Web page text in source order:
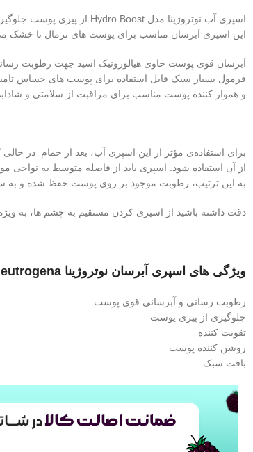
اسپری آب نوتروژینا مدل Hydro Boost از پیری پوست جلوگیری می کند و باعث حفظ ذخیره آب در پوست می شود.
این اسپری آبرسان مناسب برای پوست های نرمال تا خشک
آبرسان قوی پوست حاوی هیالورونیک اسید جهت رطوبت
فرمول بسیار سبک قابل استفاده برای پوست های حساس
و هموار کننده پوست مناسب برای مراقبت از سلامتی و
برای استفاده‌ی مؤثر از این اسپری آب، بعد از حمام در
از آن استفاده شود. اسپری باید از فاصله‌ متوسط به نواحی
به این ترتیب، رطوبت موجود بر روی پوست حفظ شده و
دقت داشته باشید از اسپری کردن مستقیم به چشم‌ ها، به
ویژگی های اسپری آبرسان نوتروژینا Neutrogena مدل Hydro Boost
رطوبت رسانی و آبرسانی قوی پوست
جلوگیری از پیری پوست
تقویت کننده
روشن کننده پوست
بافت سبک